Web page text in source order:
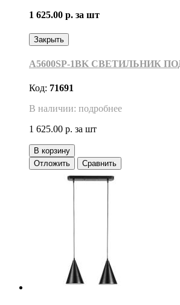
1 625.00 р. за шт
Закрыть
A5600SP-1BK СВЕТИЛЬНИК
Код: 71691
В наличии: подробнее
1 625.00 р. за шт
В корзину
Отложить
Сравнить